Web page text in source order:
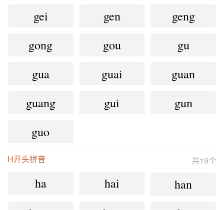
gei
gen
geng
gong
gou
gu
gua
guai
guan
guang
gui
gun
guo
共19个
H开头拼音
ha hai
han